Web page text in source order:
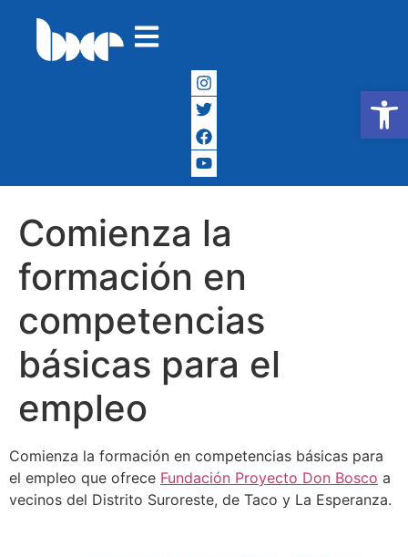
Abrir
Comienza la
formación en
competencias
básicas para el
empleo
Comienza la formación en competencias básicas para
el empleo que ofrece Fundación Proyecto Don Bosco a
vecinos del Distrito Suroreste, de Taco y La Esperanza.